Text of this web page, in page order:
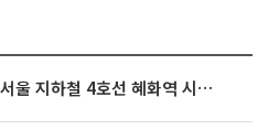
전장연, 오늘(10일) 서울 지하철 4호선 혜화역 시위…1호선 용산역 무정차